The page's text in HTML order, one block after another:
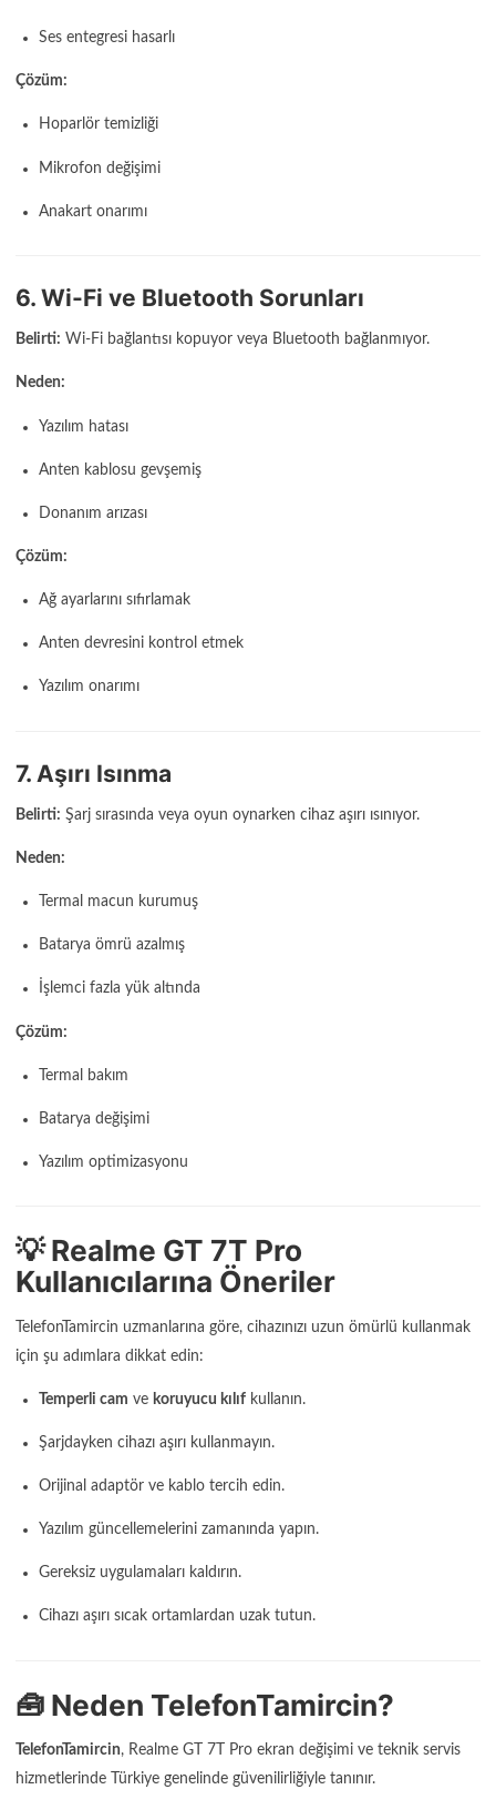
Ses entegresi hasarlı
Çözüm:
Hoparlör temizliği
Mikrofon değişimi
Anakart onarımı
6. Wi-Fi ve Bluetooth Sorunları
Belirti: Wi-Fi bağlantısı kopuyor veya Bluetooth bağlanmıyor.
Neden:
Yazılım hatası
Anten kablosu gevşemiş
Donanım arızası
Çözüm:
Ağ ayarlarını sıfırlamak
Anten devresini kontrol etmek
Yazılım onarımı
7. Aşırı Isınma
Belirti: Şarj sırasında veya oyun oynarken cihaz aşırı ısınıyor.
Neden:
Termal macun kurumuş
Batarya ömrü azalmış
İşlemci fazla yük altında
Çözüm:
Termal bakım
Batarya değişimi
Yazılım optimizasyonu
💡 Realme GT 7T Pro
Kullanıcılarına Öneriler
TelefonTamircin uzmanlarına göre, cihazınızı uzun ömürlü kullanmak
için şu adımlara dikkat edin:
Temperli cam ve koruyucu kılıf kullanın.
Şarjdayken cihazı aşırı kullanmayın.
Orijinal adaptör ve kablo tercih edin.
Yazılım güncellemelerini zamanında yapın.
Gereksiz uygulamaları kaldırın.
Cihazı aşırı sıcak ortamlardan uzak tutun.
🧰 Neden TelefonTamircin?
TelefonTamircin, Realme GT 7T Pro ekran değişimi ve teknik servis
hizmetlerinde Türkiye genelinde güvenilirliğiyle tanınır.